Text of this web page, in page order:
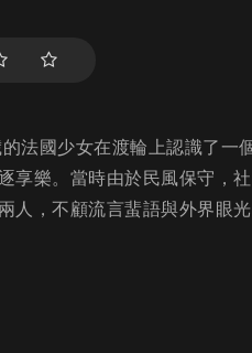
法國少女在渡輪上認識了一
享樂。當時由於民風保守，
人，不顧流言蜚語與外界眼